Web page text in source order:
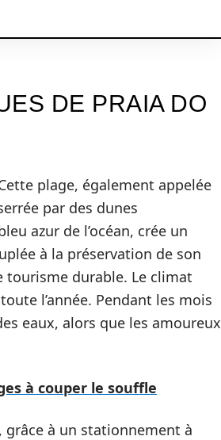
DE PRAIA DO
plage, également appelée
par des dunes
azur de l’océan, crée un
à la préservation de son
durable. Le climat
l’année. Pendant les mois
eaux, alors que les amoureux
à couper le souffle
grâce à un stationnement à